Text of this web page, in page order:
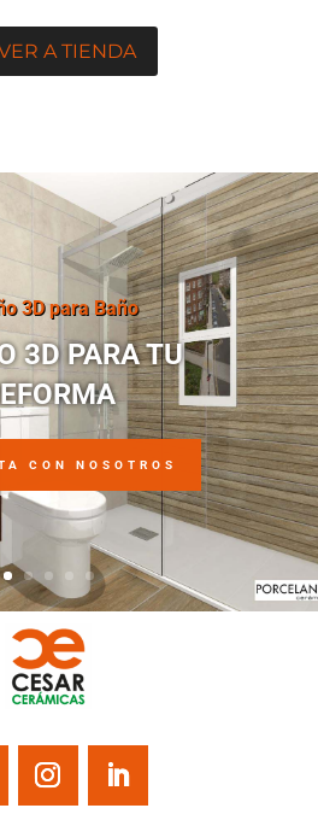
A TIENDA
3D para Baño
3D PARA TU
CON NOSOTROS